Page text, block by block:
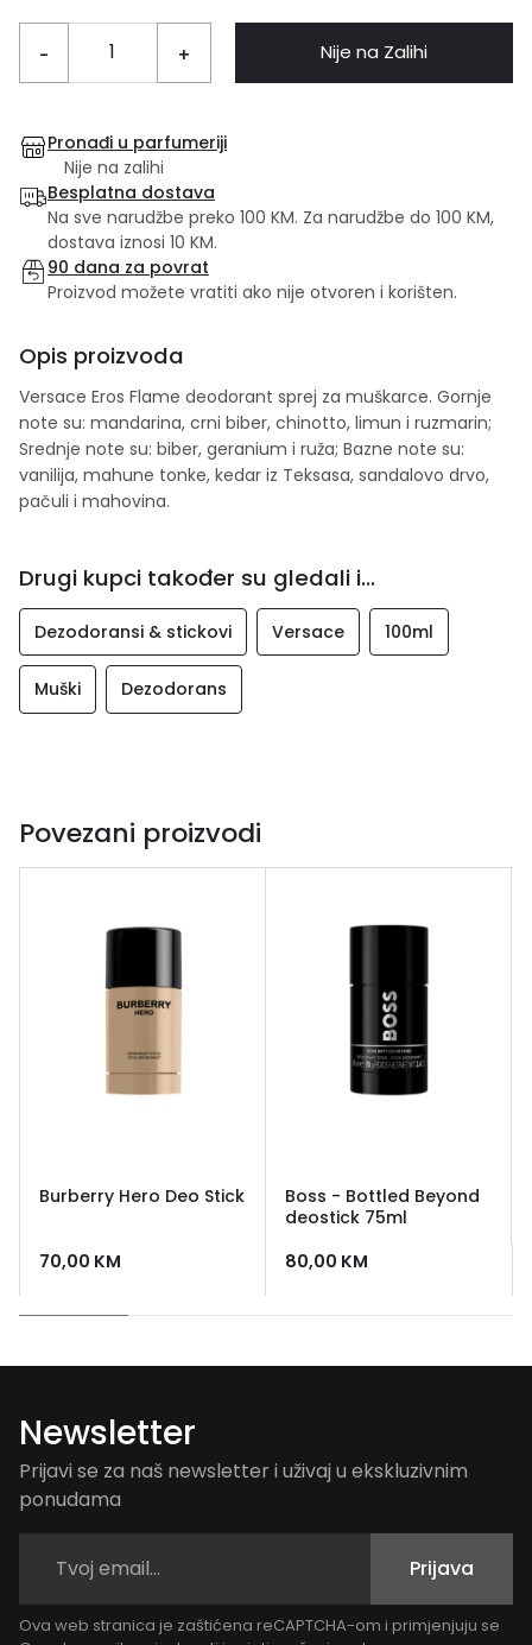
- + Nije na Zalihi
Pronađi u parfumeriji
Nije na zalihi
Besplatna dostava
Na sve narudžbe preko 100 KM. Za narudžbe do 100 KM,
dostava iznosi 10 KM.
90 dana za povrat
Proizvod možete vratiti ako nije otvoren i korišten.
Opis proizvoda
Versace Eros Flame deodorant sprej za muškarce. Gornje
note su: mandarina, crni biber, chinotto, limun i ruzmarin;
Srednje note su: biber, geranium i ruža; Bazne note su:
vanilija, mahune tonke, kedar iz Teksasa, sandalovo drvo,
pačuli i mahovina.
Drugi kupci također su gledali i...
Dezodoransi & stickovi Versace 100ml
Muški Dezodorans
Povezani proizvodi
Burberry Hero Deo Stick
70,00 KM
Boss - Bottled Beyond
deostick 75ml
80,00 KM
Newsletter
Prijavi se za naš newsletter i uživaj u ekskluzivnim
ponudama
Prijava
Ova web stranica je zaštićena reCAPTCHA-om i primjenjuju se